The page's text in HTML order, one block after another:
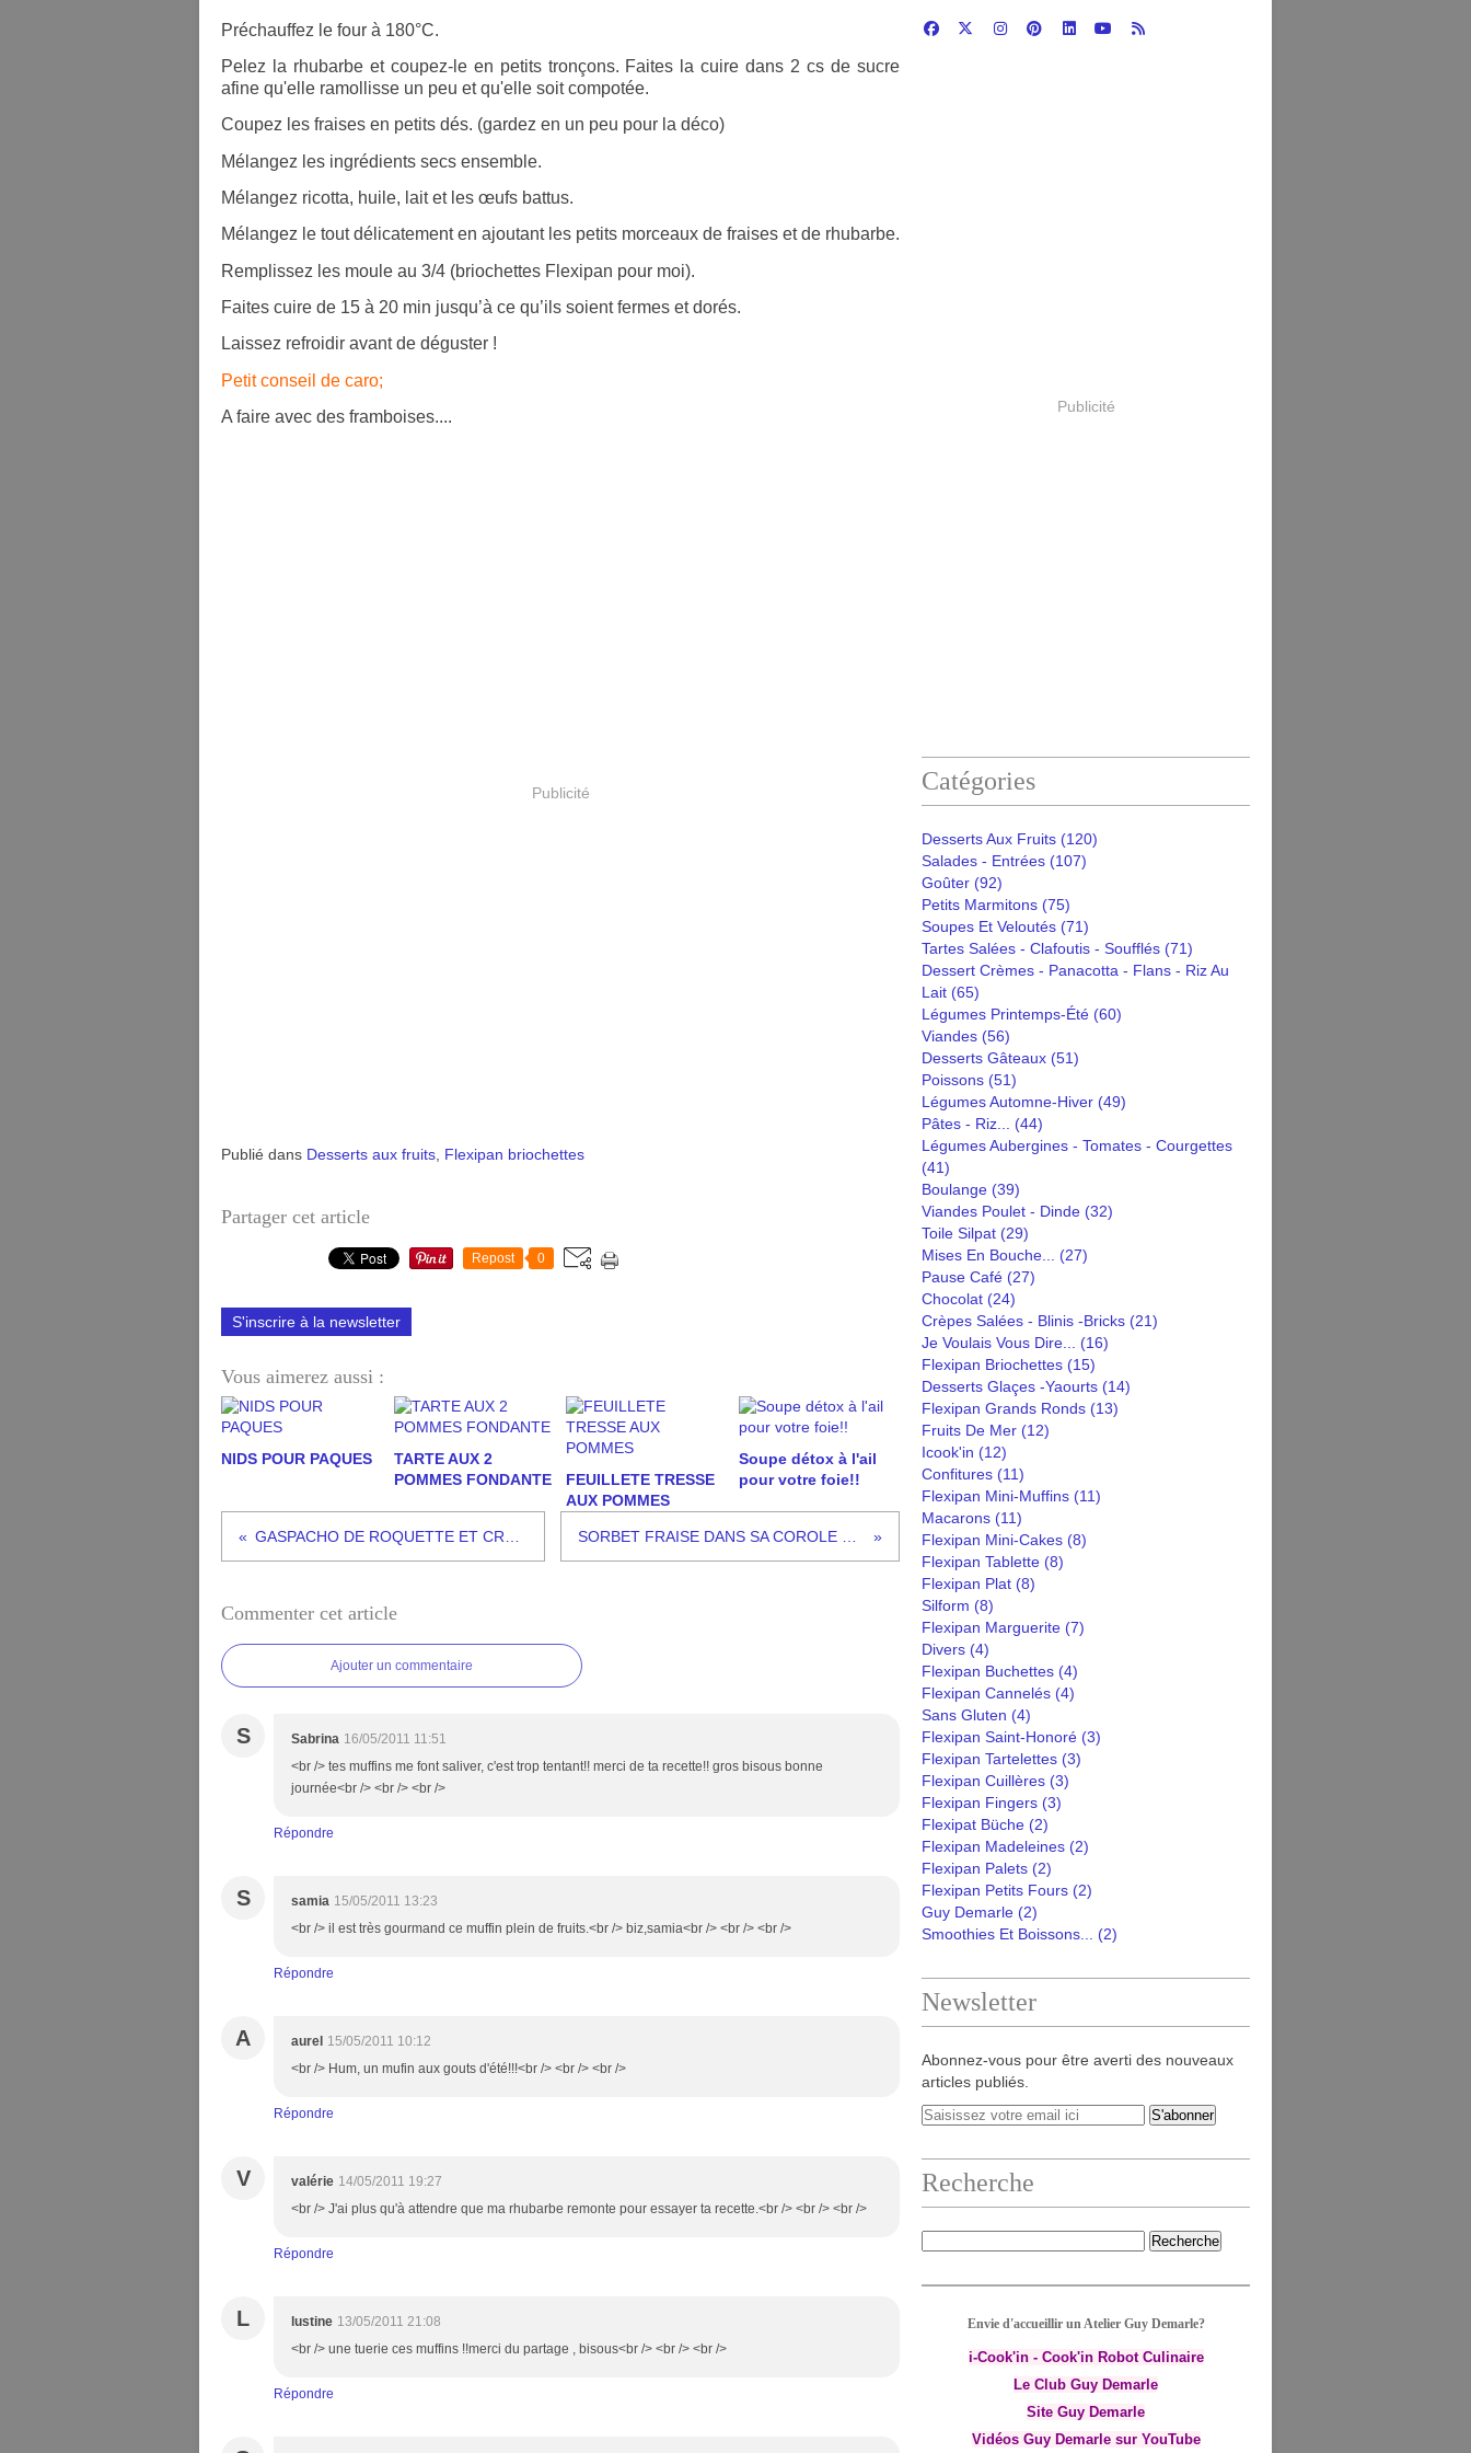
Préchauffez le four à 180°C.
Pelez la rhubarbe et coupez-le en petits tronçons. Faites la cuire dans 2 cs de sucre
afine qu'elle ramollisse un peu et qu'elle soit compotée.
Coupez les fraises en petits dés. (gardez en un peu pour la déco)
Mélangez les ingrédients secs ensemble.
Mélangez ricotta, huile, lait et les œufs battus.
Mélangez le tout délicatement en ajoutant les petits morceaux de fraises et de rhubarbe.
Remplissez les moule au 3/4 (briochettes Flexipan pour moi).
Faites cuire de 15 à 20 min jusqu’à ce qu’ils soient fermes et dorés.
Laissez refroidir avant de déguster !
Petit conseil de caro;
A faire avec des framboises....
Publicité
Publié dans Desserts aux fruits, Flexipan briochettes
Partager cet article
Repost 0
S'inscrire à la newsletter
Vous aimerez aussi :
NIDS POUR PAQUES
TARTE AUX 2
POMMES FONDANTE
FEUILLETE TRESSE
AUX POMMES
Soupe détox à l'ail
pour votre foie!!
GASPACHO DE ROQUETTE ET CRUMBLE D'AMANDES SORBET FRAISE DANS SA COROLE CHOCOLAT MENTHE
Commenter cet article
Ajouter un commentaire
S Sabrina 16/05/2011 11:51
<br /> tes muffins me font saliver, c'est trop tentant!! merci de ta recette!! gros bisous bonne
journée<br /> <br /> <br />
Répondre
S samia 15/05/2011 13:23
<br /> il est très gourmand ce muffin plein de fruits.<br /> biz,samia<br /> <br /> <br />
Répondre
A aurel 15/05/2011 10:12
<br /> Hum, un mufin aux gouts d'été!!!<br /> <br /> <br />
Répondre
V valérie 14/05/2011 19:27
<br /> J'ai plus qu'à attendre que ma rhubarbe remonte pour essayer ta recette.<br /> <br /> <br />
Répondre
L lustine 13/05/2011 21:08
<br /> une tuerie ces muffins !!merci du partage , bisous<br /> <br /> <br />
Répondre
Publicité
Catégories
Desserts Aux Fruits (120)
Salades - Entrées (107)
Goûter (92)
Petits Marmitons (75)
Soupes Et Veloutés (71)
Tartes Salées - Clafoutis - Soufflés (71)
Dessert Crèmes - Panacotta - Flans - Riz Au
Lait (65)
Légumes Printemps-Été (60)
Viandes (56)
Desserts Gâteaux (51)
Poissons (51)
Légumes Automne-Hiver (49)
Pâtes - Riz...
(44)
Légumes Aubergines - Tomates - Courgettes
(41)
Boulange (39)
Viandes Poulet - Dinde (32)
Toile Silpat (29)
Mises En Bouche...
(27)
Pause Café (27)
Chocolat (24)
Crèpes Salées - Blinis -bricks (21)
Je Voulais Vous Dire...
(16)
Flexipan Briochettes (15)
Desserts Glaçes -yaourts (14)
Flexipan Grands Ronds (13)
Fruits De Mer (12)
Icook'in (12)
Confitures (11)
Flexipan Mini-Muffins (11)
Macarons (11)
Flexipan Mini-Cakes (8)
Flexipan Tablette (8)
Flexipan Plat (8)
Silform (8)
Flexipan Marguerite (7)
Divers (4)
Flexipan Buchettes (4)
Flexipan Cannelés (4)
Sans Gluten (4)
Flexipan Saint-Honoré (3)
Flexipan Tartelettes (3)
Flexipan Cuillères (3)
Flexipan Fingers (3)
Flexipat Büche (2)
Flexipan Madeleines (2)
Flexipan Palets (2)
Flexipan Petits Fours (2)
Guy Demarle (2)
Smoothies Et Boissons...
(2)
Newsletter
Abonnez-vous pour être averti des nouveaux
articles publiés.
Recherche
Envie d'accueillir un Atelier Guy Demarle?
i-Cook'in - Cook'in Robot Culinaire
Le Club Guy Demarle
Site Guy Demarle
Vidéos Guy Demarle sur YouTube